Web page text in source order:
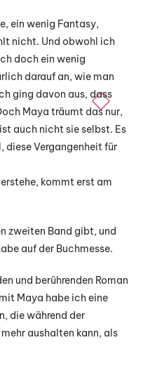
ein wenig Fantasy,
nicht. Und obwohl ich
doch ein wenig
darauf an, wie man
ging davon aus, dass
Maya träumt das nur,
auch nicht sie selbst. Es
diese Vergangenheit für
kommt erst am
zweiten Band gibt, und
auf der Buchmesse.
und berührenden Roman
Maya habe ich eine
die während der
aushalten kann, als